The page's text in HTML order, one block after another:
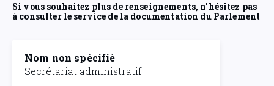
Si vous souhaitez plus de renseignements, n'hésitez pas
à consulter le service de la documentation du Parlement
Nom non spécifié
Secrétariat administratif